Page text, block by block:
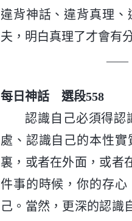
違背神話、違背真理
夫，明白真理了才會有
——
每日神話 選段558
認識自己必須得認
處、認識自己的本性
裏，或者在外面，或者
件事的時候，你的存心
己。當然，更深的認識